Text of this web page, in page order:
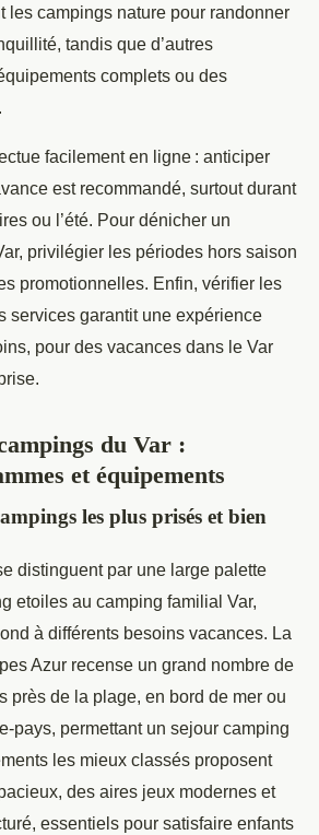
les campings nature pour randonner
tandis que d’autres
complets ou des
facilement en ligne : anticiper
est recommandé, surtout durant
ou l’été. Pour dénicher un
privilégier les périodes hors saison
promotionnelles. Enfin, vérifier les
services garantit une expérience
pour des vacances dans le Var
du Var :
et équipements
les plus prisés et bien
distinguent par une large palette
etoiles au camping familial Var,
à différents besoins vacances. La
Azur recense un grand nombre de
près de la plage, en bord de mer ou
pays, permettant un sejour camping
les mieux classés proposent
des aires jeux modernes et
essentiels pour satisfaire enfants